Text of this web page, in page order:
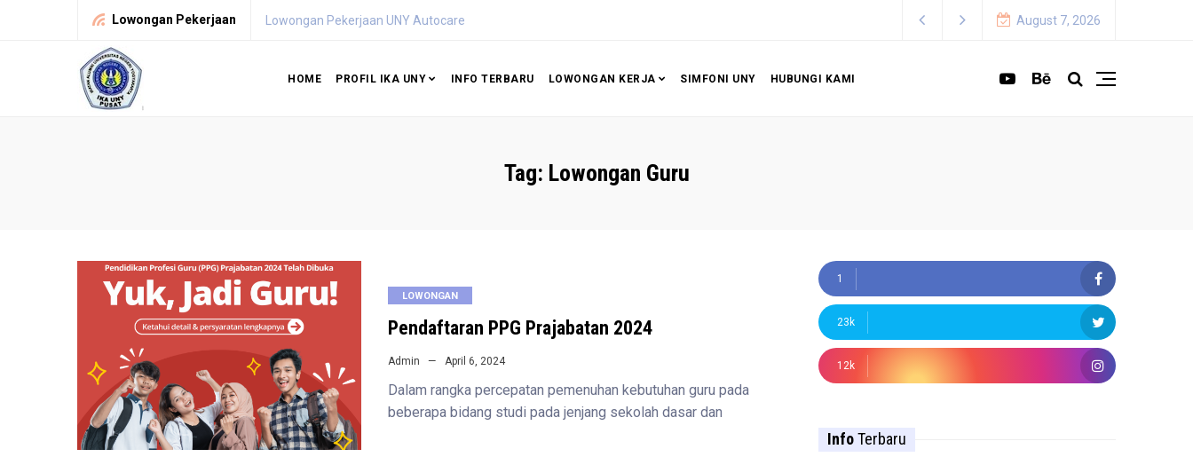
Lowongan Pekerjaan Lowongan Pekerjaan UNY Autocare Lowongan Calon Dosen Tetap STKIP Persada Evav
August 7, 2026
HOME PROFIL IKA UNY INFO TERBARU LOWONGAN KERJA SIMFONI UNY HUBUNGI KAMI
Tag: Lowongan Guru
LOWONGAN
Pendaftaran PPG Prajabatan 2024
Admin April 6, 2024
Dalam rangka percepatan pemenuhan kebutuhan guru pada
beberapa bidang studi pada jenjang sekolah dasar dan
1
23k
12k
InfoTerbaru